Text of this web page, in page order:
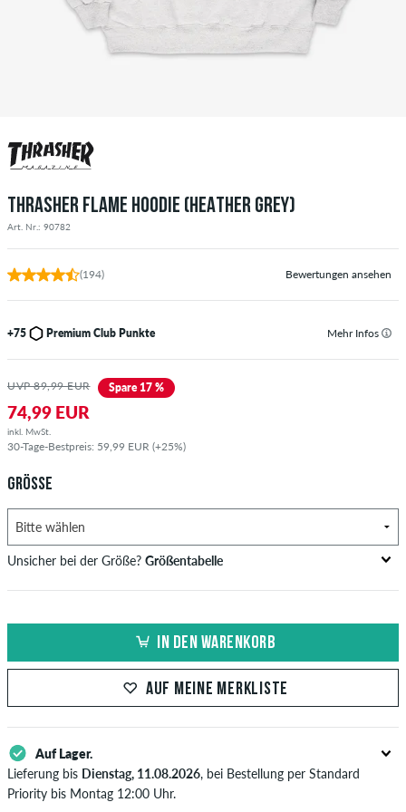
THRASHER FLAME HOODIE (HEATHER GREY)
Art. Nr.: 90782
(194) Bewertungen ansehen
+75 Premium Club Punkte Mehr Infos
UVP 89,99 EUR Spare 17 %
74,99 EUR
inkl. MwSt.
30-Tage-Bestpreis: 59,99 EUR (+25%)
GRÖSSE
Unsicher bei der Größe? Größentabelle
US EU
in cm
in cm
XS 42 82-87 69-74 82-87
L 50/52 100-106 87-93 100-106
IN DEN WARENKORB
AUF MEINE MERKLISTE
Auf Lager.
Lieferung bis Dienstag, 11.08.2026, bei Bestellung per Standard
Priority bis Montag 12:00 Uhr.